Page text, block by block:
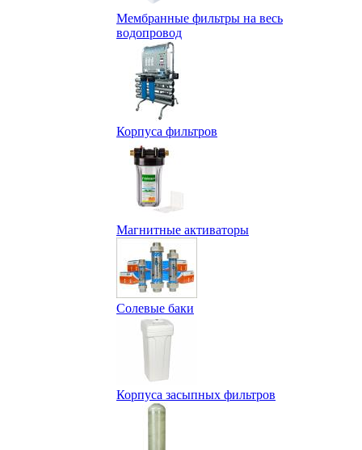
Мембранные фильтры на весь
водопровод
Корпуса фильтров
Магнитные активаторы
Солевые баки
Корпуса засыпных фильтров